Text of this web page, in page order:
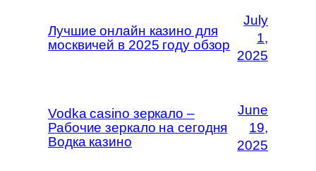
Лучшие онлайн казино для
москвичей в 2025 году обзор
July
1,
2025
Vodka casino зеркало –
Рабочие зеркало на сегодня
Водка казино
June
19,
2025